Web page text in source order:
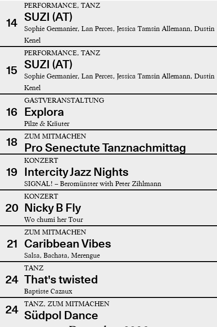
14
PERFORMANCE, TANZ
SUZI (AT)
Sophie Germanier, Lan Perces, Jessica Tamsin Allemann, Dustin
Kenel
15
PERFORMANCE, TANZ
SUZI (AT)
Sophie Germanier, Lan Perces, Jessica Tamsin Allemann, Dustin
Kenel
16
GASTVERANSTALTUNG
Explora
Pilze & Kräuter
18 ZUM MITMACHEN
Pro Senectute Tanznachmittag
19
KONZERT
Intercity Jazz Nights
SIGNAL! – Beromünster with Peter Zihlmann
20
KONZERT
Nicky B Fly
Wo chumi her Tour
21
ZUM MITMACHEN
Caribbean Vibes
Salsa, Bachata, Merengue
24
TANZ
That's twisted
Baptiste Cazaux
24 TANZ, ZUM MITMACHEN
Südpol Dance